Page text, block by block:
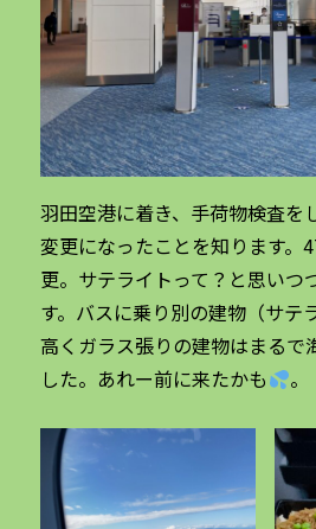
羽田空港に着き、手荷物検査を
変更になったことを知ります。
更。サテライトって？と思いつ
す。バスに乗り別の建物（サテ
高くガラス張りの建物はまるで
した。あれー前に来たかも
。